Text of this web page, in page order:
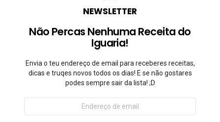
NEWSLETTER
Não Percas Nenhuma Receita do
Iguaria!
Envia o teu endereço de email para receberes receitas,
dicas e truqes novos todos os dias! E se não gostares
podes sempre sair da lista! ;D
Endereço
email